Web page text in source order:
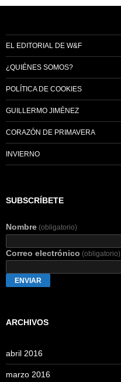
EL EDITORIAL DE W&F
¿QUIÉNES SOMOS?
POLÍTICA DE COOKIES
GUILLERMO JIMÉNEZ
CORAZÓN DE PRIMAVERA
INVIERNO
SUBSCRÍBETE
Nombre (obligatorio)
Correo electrónico (obligatorio)
ENVIAR
ARCHIVOS
abril 2016
marzo 2016